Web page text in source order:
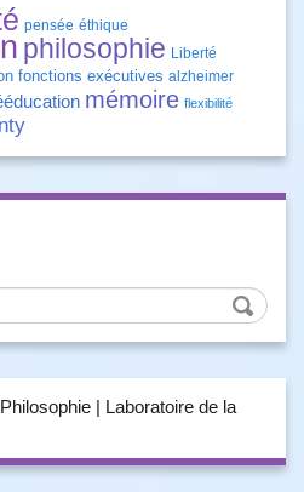
pensée éthique
philosophie Liberté
fonctions exécutives alzheimer
mémoire flexibilité
| Laboratoire de la